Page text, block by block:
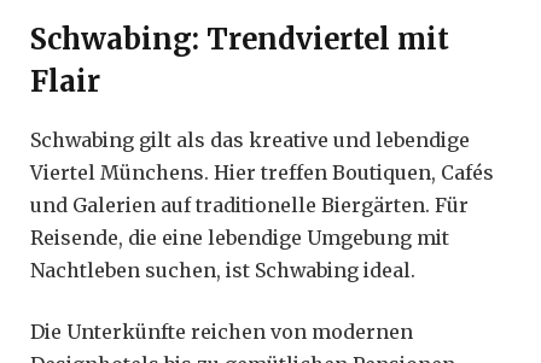
Schwabing: Trendviertel mit
Flair
Schwabing gilt als das kreative und lebendige
Viertel Münchens. Hier treffen Boutiquen, Cafés
und Galerien auf traditionelle Biergärten. Für
Reisende, die eine lebendige Umgebung mit
Nachtleben suchen, ist Schwabing ideal.
Die Unterkünfte reichen von modernen